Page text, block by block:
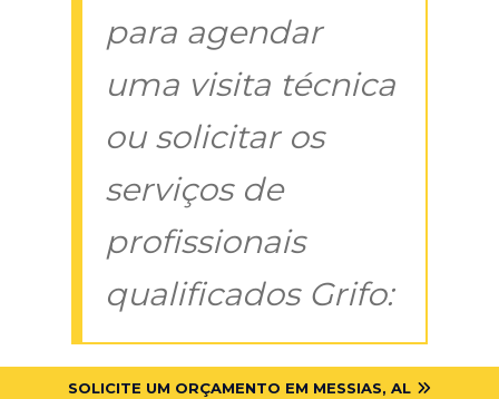
para agendar
uma visita técnica
ou solicitar os
serviços de
profissionais
qualificados Grifo:
SOLICITE UM ORÇAMENTO EM MESSIAS, AL